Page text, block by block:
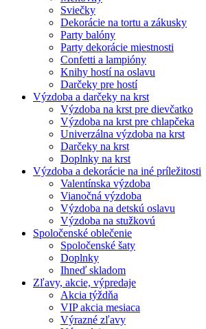
Sviečky
Dekorácie na tortu a zákusky
Party balóny
Party dekorácie miestnosti
Confetti a lampióny
Knihy hostí na oslavu
Darčeky pre hostí
Výzdoba a darčeky na krst
Výzdoba na krst pre dievčatko
Výzdoba na krst pre chlapčeka
Univerzálna výzdoba na krst
Darčeky na krst
Doplnky na krst
Výzdoba a dekorácie na iné príležitosti
Valentínska výzdoba
Vianočná výzdoba
Výzdoba na detskú oslavu
Výzdoba na stužkovú
Spoločenské oblečenie
Spoločenské šaty
Doplnky
Ihneď skladom
Zľavy, akcie, výpredaje
Akcia týždňa
VIP akcia mesiaca
Výrazné zľavy